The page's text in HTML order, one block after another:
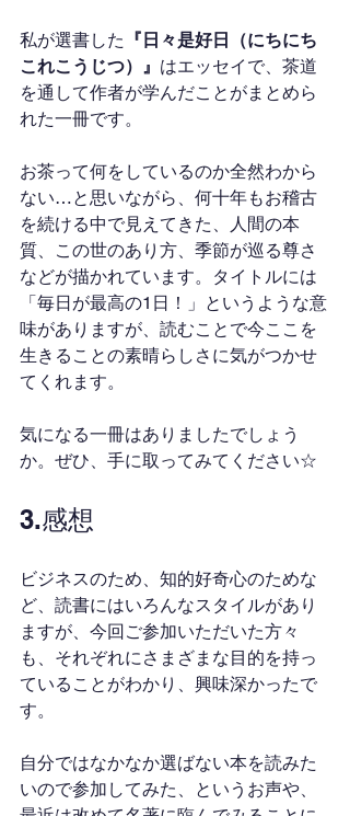
私が選書した 『日々是好日（にちにち
これこうじつ）』 はエッセイで、茶道
を通して作者が学んだことがまとめら
れた一冊です。
お茶って何をしているのか全然わから
ない…と思いながら、何十年もお稽古
を続ける中で見えてきた、人間の本
質、この世のあり方、季節が巡る尊さ
などが描かれています。タイトルには
「毎日が最高の1日！」というような意
味がありますが、読むことで今ここを
生きることの素晴らしさに気がつかせ
てくれます。
気になる一冊はありましたでしょう
か。ぜひ、手に取ってみてください☆
3.感想
ビジネスのため、知的好奇心のためな
ど、読書にはいろんなスタイルがあり
ますが、今回ご参加いただいた方々
も、それぞれにさまざまな目的を持っ
ていることがわかり、興味深かったで
す。
自分ではなかなか選ばない本を読みた
いので参加してみた、というお声や、